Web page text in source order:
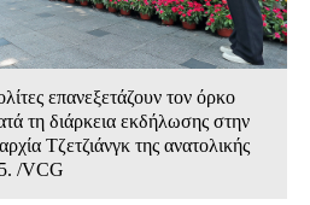
επανεξετάζουν τον όρκο
τη διάρκεια εκδήλωσης στην
Τζετζιάνγκ της ανατολικής
/VCG